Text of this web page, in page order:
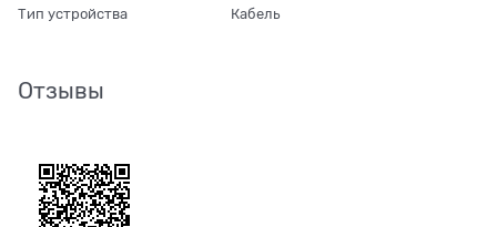
Тип устройства Кабель
Отзывы